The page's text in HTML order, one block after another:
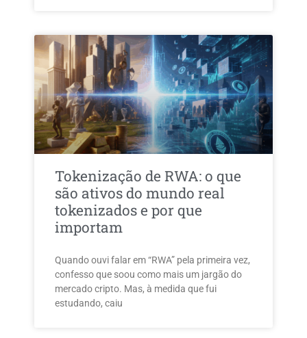
Tokenização de RWA: o que
são ativos do mundo real
tokenizados e por que
importam
Quando ouvi falar em “RWA” pela primeira vez,
confesso que soou como mais um jargão do
mercado cripto. Mas, à medida que fui
estudando, caiu